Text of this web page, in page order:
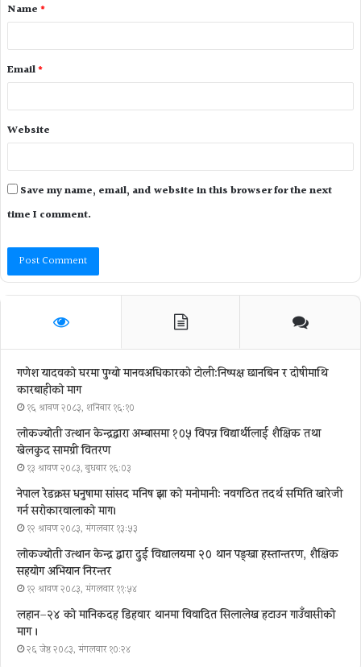
Name *
Email*
Website
Save my name, email, and website in this browser for the next
time I comment.
गणेश यादवको घरमा पुग्याे मानवअधिकारकाे टोली:निष्पक्ष छानबिन र दोषीमाथि
कारबाहीको माग
१६ श्रावण २०८३, शनिबार १६:१०
लोकज्योती उत्थान केन्द्रद्वारा अम्बासमा १०५ विपन्न विद्यार्थीलाई शैक्षिक तथा
खेलकुद सामग्री वितरण
१३ श्रावण २०८३, बुधबार १६:०३
नेपाल रेडक्रस धनुषामा सांसद मनिष झा को मनोमानी: नवगठित तदर्थ समिति खारेजी
गर्न सरोकारवालाको माग।
१२ श्रावण २०८३, मंगलवार १३:५३
लोकज्योती उत्थान केन्द्र द्वारा दुई विद्यालयमा २० थान पङ्खा हस्तान्तरण, शैक्षिक
सहयोग अभियान निरन्तर
१२ श्रावण २०८३, मंगलवार ११:५४
लहान–२४ को मानिकदह डिहवार थानमा विवादित सिलालेख हटाउन गाउँवासीको
माग ।
२६ जेष्ठ २०८३, मंगलवार १०:२४